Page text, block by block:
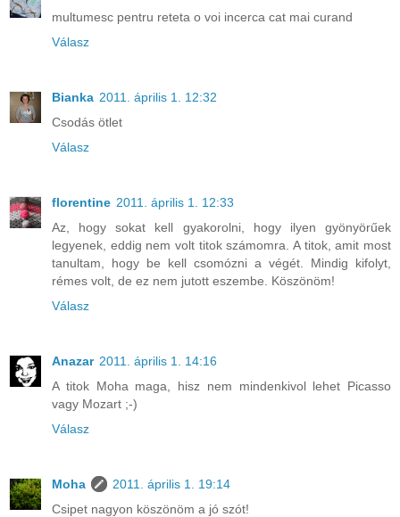
multumesc pentru reteta o voi incerca cat mai curand
Válasz
Bianka 2011. április 1. 12:32
Csodás ötlet
Válasz
florentine 2011. április 1. 12:33
Az, hogy sokat kell gyakorolni, hogy ilyen gyönyörűek
legyenek, eddig nem volt titok számomra. A titok, amit most
tanultam, hogy be kell csomózni a végét. Mindig kifolyt,
rémes volt, de ez nem jutott eszembe. Köszönöm!
Válasz
Anazar 2011. április 1. 14:16
A titok Moha maga, hisz nem mindenkivol lehet Picasso
vagy Mozart ;-)
Válasz
Moha
2011. április 1. 19:14
Csipet nagyon köszönöm a jó szót!